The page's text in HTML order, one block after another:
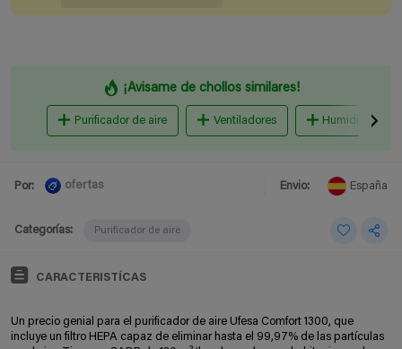
¡Avisame de chollos similares!
Purificador de aire Ventiladores
Por: ofertas Envio: España
Categorías: Purificador de aire
CARACTERISTÍCAS
Un precio genial para el purificador de aire Ufesa Comfort 1300, que
incluye un filtro HEPA capaz de eliminar hasta el 99,97% de las partículas